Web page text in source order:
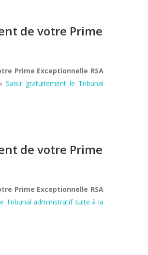
de votre Prime
Prime Exceptionnelle RSA
Saisir gratuitement le Tribunal
de votre Prime
Prime Exceptionnelle RSA
Tribunal administratif suite à la